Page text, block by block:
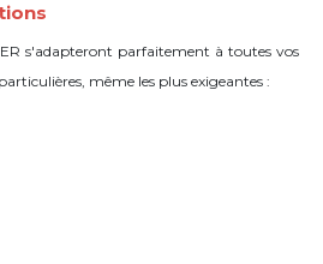
s'adapteront parfaitement à toutes vos
même les plus exigeantes :